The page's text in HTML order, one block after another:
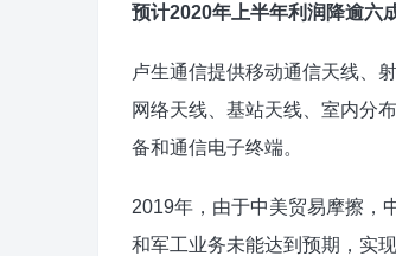
预计2020年上半年利润降逾六
卢生通信提供移动通信天线、
网络天线、基站天线、室内分
备和通信电子终端。
2019年，由于中美贸易摩擦，
和军工业务未能达到预期，实